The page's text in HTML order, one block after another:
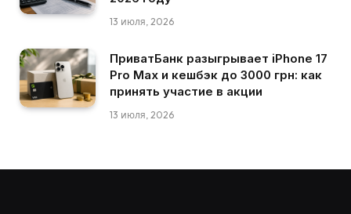
13 июля, 2026
ПриватБанк разыгрывает iPhone 17
Pro Max и кешбэк до 3000 грн: как
принять участие в акции
13 июля, 2026